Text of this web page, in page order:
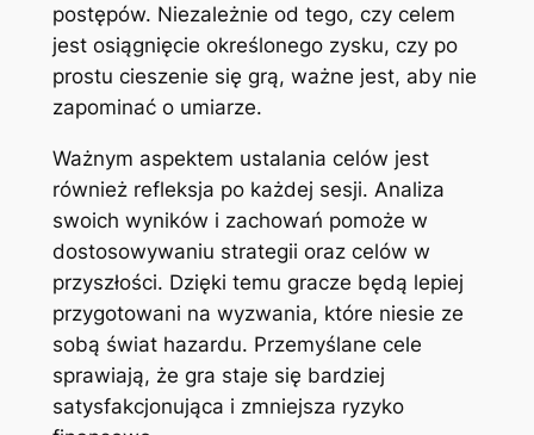
postępów. Niezależnie od tego, czy celem
jest osiągnięcie określonego zysku, czy po
prostu cieszenie się grą, ważne jest, aby nie
zapominać o umiarze.
Ważnym aspektem ustalania celów jest
również refleksja po każdej sesji. Analiza
swoich wyników i zachowań pomoże w
dostosowywaniu strategii oraz celów w
przyszłości. Dzięki temu gracze będą lepiej
przygotowani na wyzwania, które niesie ze
sobą świat hazardu. Przemyślane cele
sprawiają, że gra staje się bardziej
satysfakcjonująca i zmniejsza ryzyko